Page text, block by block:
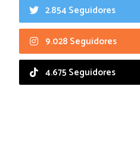
2.854 Seguidores
9.028 Seguidores
4.675 Seguidores